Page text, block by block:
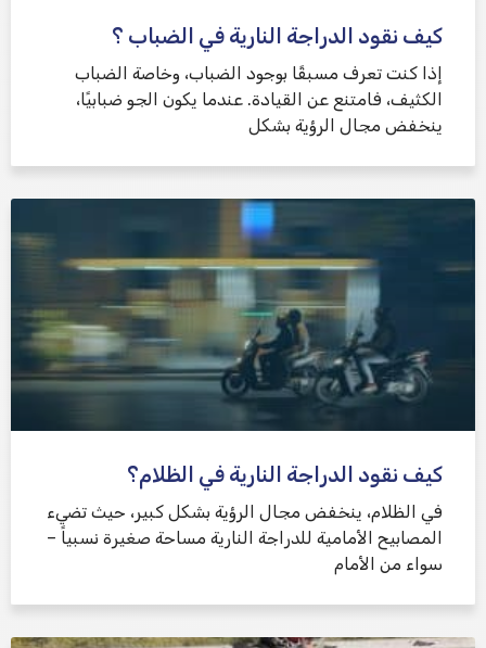
كيف نقود الدراجة النارية في الضباب ؟
إذا كنت تعرف مسبقًا بوجود الضباب، وخاصة الضباب
الكثيف، فامتنع عن القيادة. عندما يكون الجو ضبابيًا،
ينخفض ​​مجال الرؤية بشكل
كيف نقود الدراجة النارية في الظلام؟
في الظلام، ينخفض ​​مجال الرؤية بشكل كبير، حيث تضيء
المصابيح الأمامية للدراجة النارية مساحة صغيرة نسبياً –
سواء من الأمام